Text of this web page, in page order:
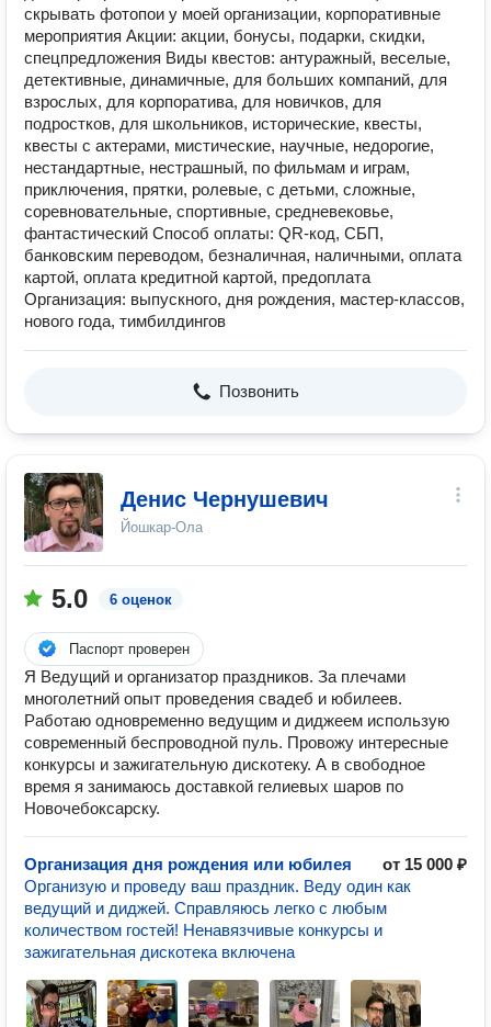
скрывать фотопои у моей организации, корпоративные
мероприятия Акции: акции, бонусы, подарки, скидки,
спецпредложения Виды квестов: антуражный, веселые,
детективные, динамичные, для больших компаний, для
взрослых, для корпоратива, для новичков, для
подростков, для школьников, исторические, квесты,
квесты с актерами, мистические, научные, недорогие,
нестандартные, нестрашный, по фильмам и играм,
приключения, прятки, ролевые, с детьми, сложные,
соревновательные, спортивные, средневековье,
фантастический Способ оплаты: QR-код, СБП,
банковским переводом, безналичная, наличными, оплата
картой, оплата кредитной картой, предоплата
Организация: выпускного, дня рождения, мастер-классов,
нового года, тимбилдингов
Позвонить
Денис Чернушевич
Йошкар-Ола
5.0 6 оценок
Паспорт проверен
Я Ведущий и организатор праздников. За плечами
многолетний опыт проведения свадеб и юбилеев.
Работаю одновременно ведущим и диджеем использую
современный беспроводной пуль. Провожу интересные
конкурсы и зажигательную дискотеку. А в свободное
время я занимаюсь доставкой гелиевых шаров по
Новочебоксарску.
Организация дня рождения или юбилея
от 15 000 ₽
Организую и проведу ваш праздник. Веду один как
ведущий и диджей. Справляюсь легко с любым
количеством гостей! Ненавязчивые конкурсы и
зажигательная дискотека включена